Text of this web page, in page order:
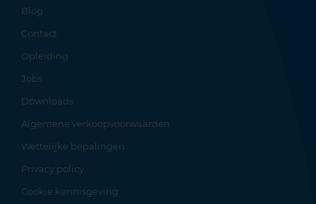
Blog
Contact
Opleiding
Jobs
Downloads
Algemene verkoopvoorwaarden
Wettelijke bepalingen
Privacy policy
Cookie kennisgeving